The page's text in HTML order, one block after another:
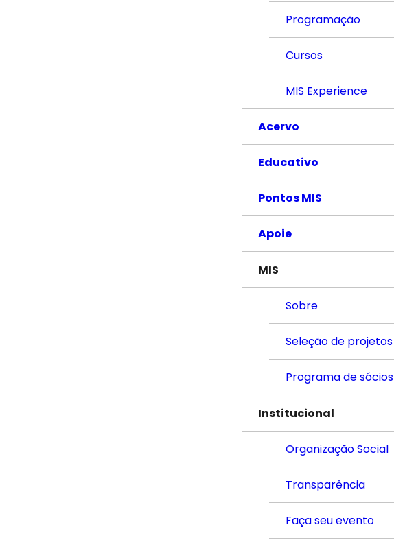
Programação
Cursos
MIS Experience
Acervo
Educativo
Pontos MIS
Apoie
MIS
Sobre
Seleção de projetos
Programa de sócios
Institucional
Organização Social
Transparência
Faça seu evento